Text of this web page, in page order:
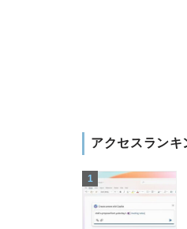
アクセスランキ